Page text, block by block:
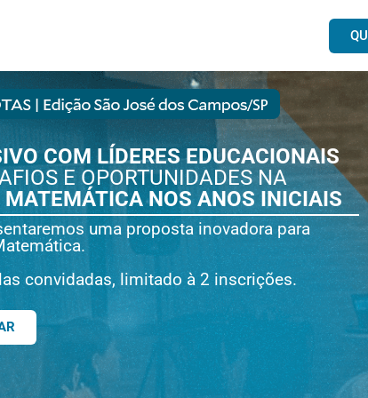
COM LÍDERES EDUCACIONAIS
E OPORTUNIDADES NA
NOS ANOS INICIAIS
uma proposta inovadora para
convidadas, limitado à 2 inscrições.